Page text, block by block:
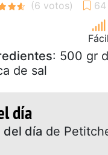
Fácil
: 500 gr
de sal
día
del día de